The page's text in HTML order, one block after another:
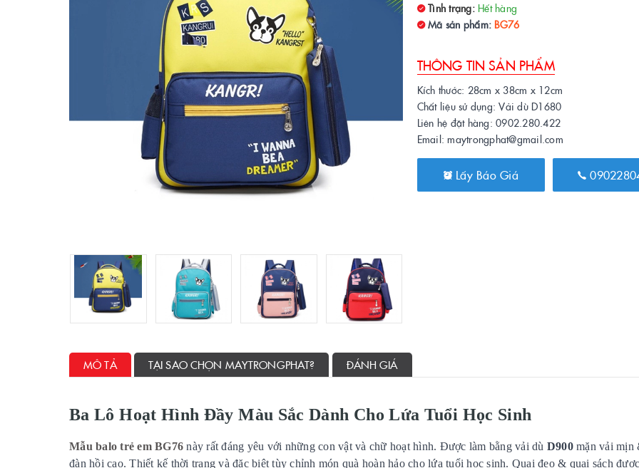
Tình trạng: Hết hàng
Mã sản phẩm:BG76
THÔNG TIN SẢN PHẨM
Kích thước: 28cm x 38cm x 12cm
Chất liệu sử dụng: Vải dù D1680
Liên hệ đặt hàng: 0902.280.422
Email: maytrongphat@gmail.com
Lấy Báo Giá
MÔ TẢ TẠI SAO CHỌN MAYTRONGPHAT? ĐÁNH GIÁ
Ba Lô Hoạt Hình Đầy Màu Sắc Dành Cho Lứa Tuổi Học Sinh
Mẫu balo trẻ em BG76 này rất đáng yêu với những con vật và chữ hoạt hình. Được làm bằng vải dù D900 mặn vải mịn
đàn hồi cao. Thiết kế thời trang và đặc biệt tùy chỉnh món quà hoàn hảo cho lứa tuổi học sinh. Quai đeo & quai sách